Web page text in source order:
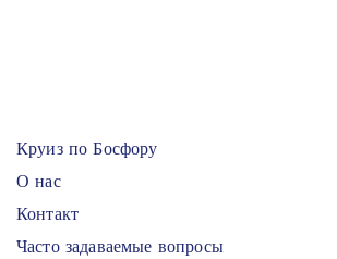
Круиз по Босфору
О нас
Контакт
Часто задаваемые вопросы